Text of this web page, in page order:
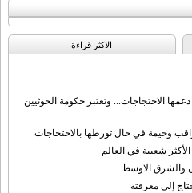
الاکثر قراءة
الاحتجاجات... وتعتبر حكومة الحوثيين
وخيمة في حال تورطها بالاحتجاجات
شعبية في العالم
والشرق الاوسط
إلى معرفته